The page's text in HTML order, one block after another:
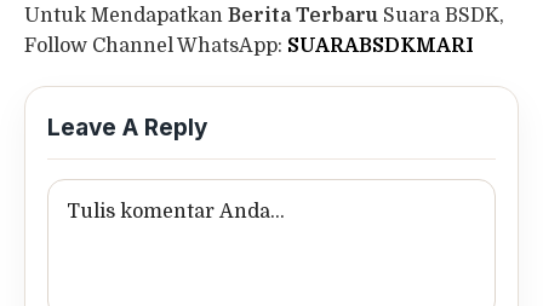
Untuk Mendapatkan Berita Terbaru Suara BSDK,
Follow Channel WhatsApp: SUARABSDKMARI
Leave A Reply